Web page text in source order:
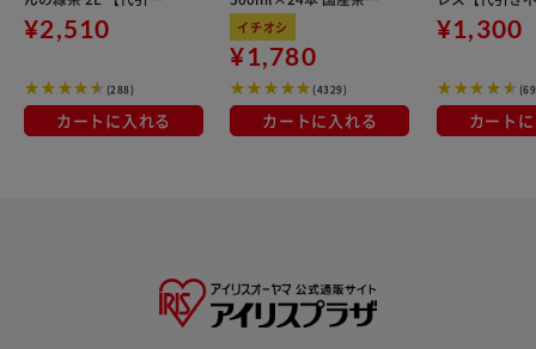
不可】
¥2,510
(288)
カートに入れる
100％使用
イチオシ
¥1,780
(4329)
カートに入れる
¥1,300
カート